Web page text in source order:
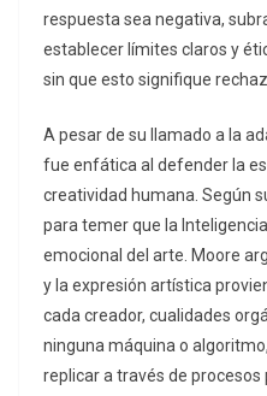
respuesta sea negativa,
establecer límites claros y
sin que esto signifique
A pesar de su llamado a la
fue enfática al defender la
creatividad humana. Según
para temer que la
emocional del arte. Moore
y la expresión artística
cada creador, cualidades
ninguna máquina o
replicar a través de procesos